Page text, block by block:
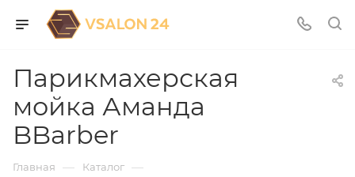
Парикмахерская
мойка Аманда
BBarber
Главная — Каталог —